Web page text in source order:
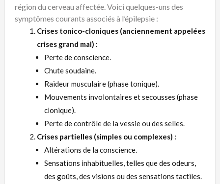
région du cerveau affectée. Voici quelques-uns des
symptômes courants associés à l’épilepsie :
Crises tonico-cloniques (anciennement appelées
crises grand mal) :
Perte de conscience.
Chute soudaine.
Raideur musculaire (phase tonique).
Mouvements involontaires et secousses (phase
clonique).
Perte de contrôle de la vessie ou des selles.
Crises partielles (simples ou complexes) :
Altérations de la conscience.
Sensations inhabituelles, telles que des odeurs,
des goûts, des visions ou des sensations tactiles.